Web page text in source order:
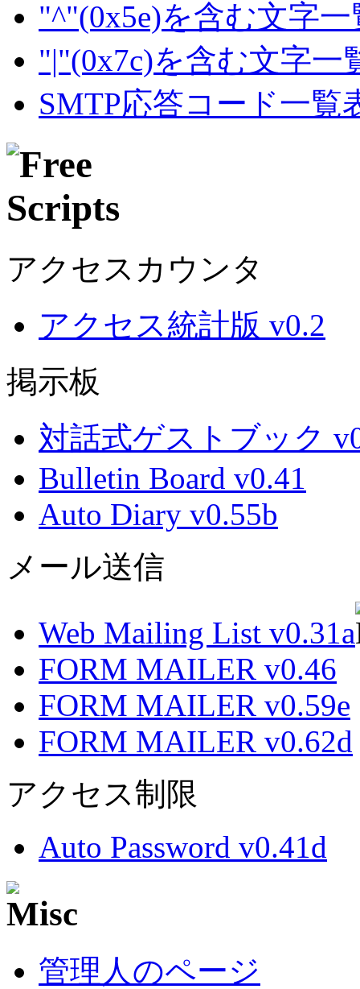
"^"(0x5e)を含む文字一
"|"(0x7c)を含む文字一
SMTP応答コード一覧
アクセスカウンタ
アクセス統計版 v0.2
掲示板
対話式ゲストブック
Bulletin Board v0.41
Auto Diary v0.55b
メール送信
Web Mailing List v0.31a
FORM MAILER v0.46
FORM MAILER v0.59e
FORM MAILER v0.62d
アクセス制限
Auto Password v0.41d
管理人のページ